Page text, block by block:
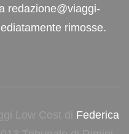
redazione@viaggi-
rimosse.
Low Cost di Federica